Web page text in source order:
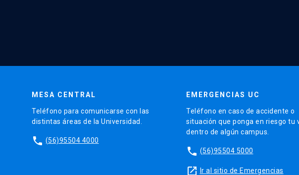
MESA CENTRAL
Teléfono para comunicarse con las
distintas áreas de la Universidad.
phone (56)95504 4000
EMERGENCIAS UC
Teléfono en caso de accidente o
situación que ponga en riesgo tu
dentro de algún campus.
phone (56)95504 5000
launch Ir al sitio de Emergencias